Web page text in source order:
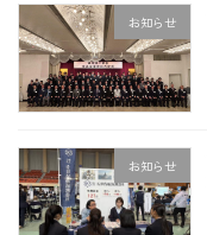
お知らせ
お知らせ